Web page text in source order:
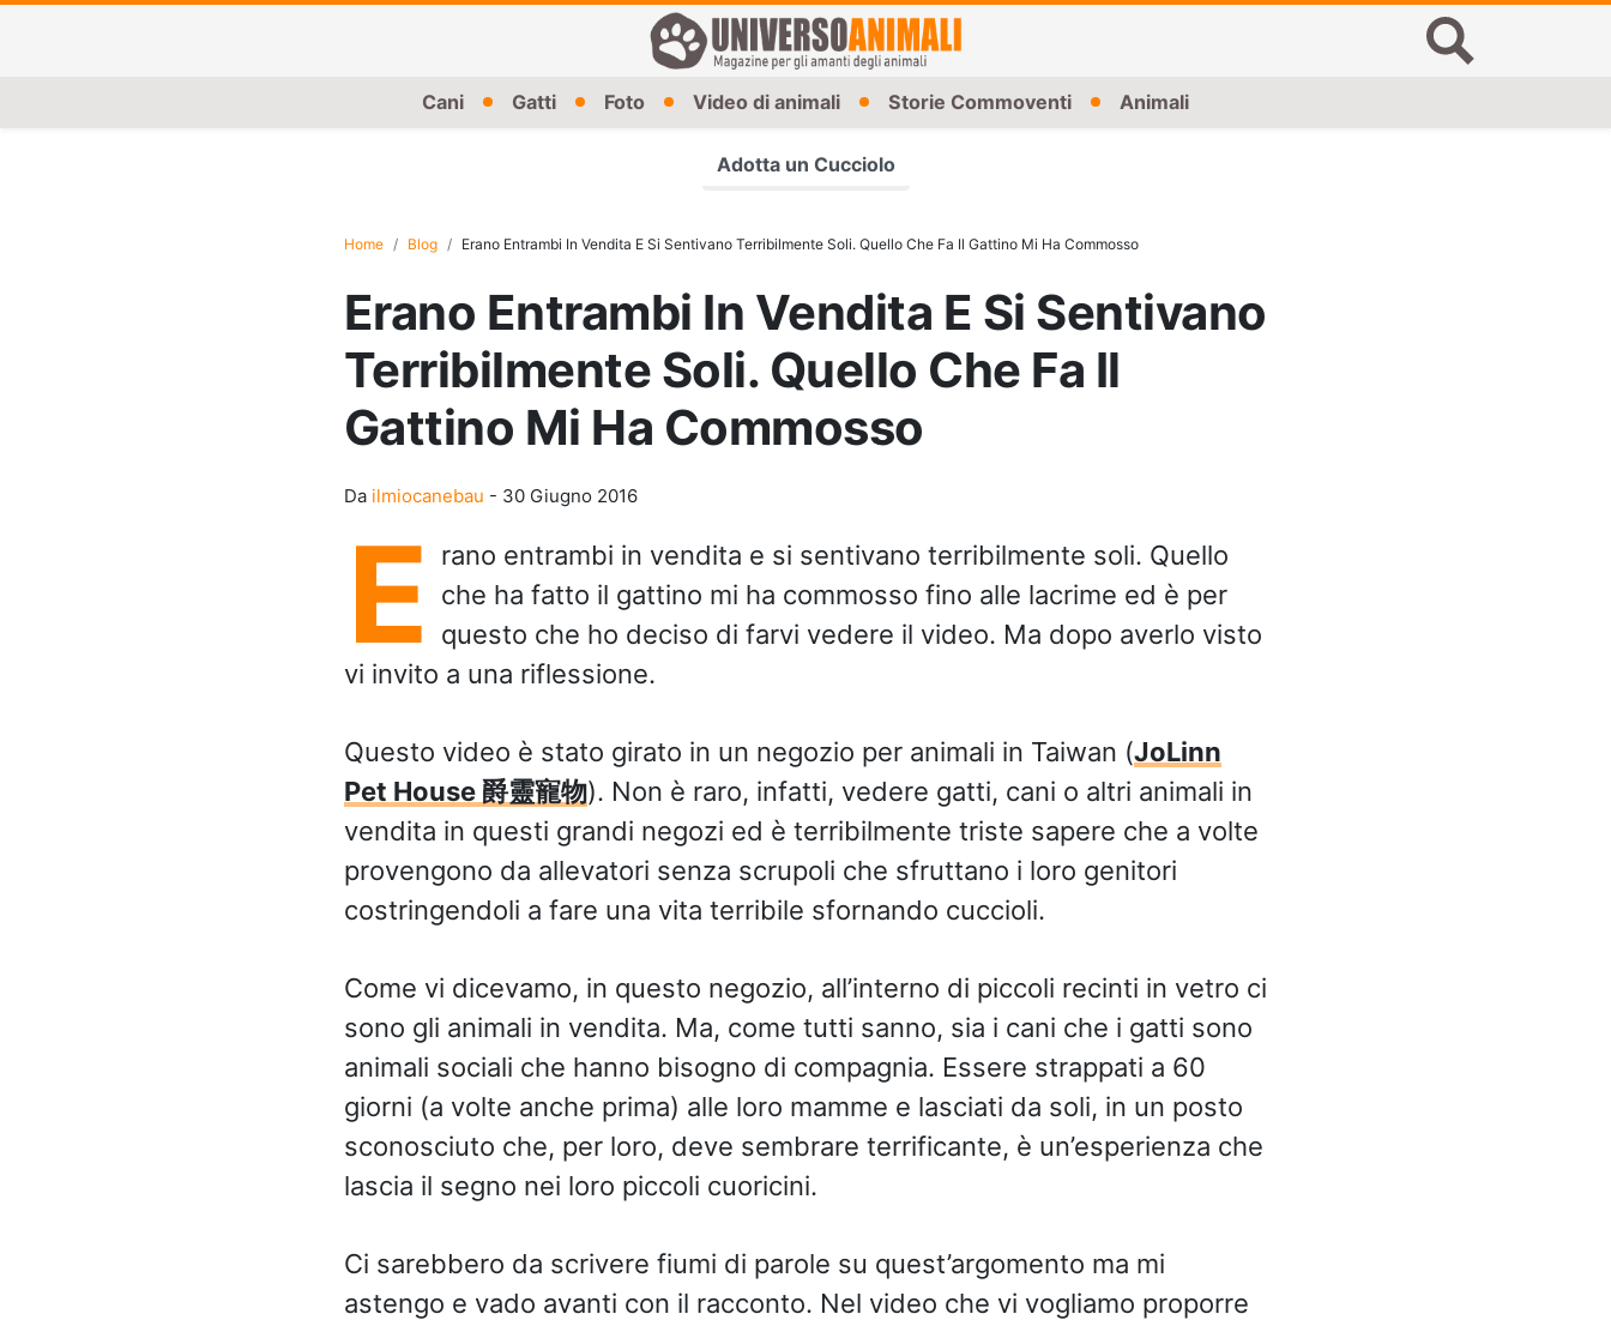
Cani Gatti Foto Video di animali Storie Commoventi Animali
Adotta un Cucciolo
Home Blog Erano Entrambi In Vendita E Si Sentivano Terribilmente Soli. Quello Che Fa Il Gattino Mi Ha Commosso
Erano Entrambi In Vendita E Si Sentivano
Terribilmente Soli. Quello Che Fa Il
Gattino Mi Ha Commosso
Da ilmiocanebau - 30 Giugno 2016
E
rano entrambi in vendita e si sentivano terribilmente soli. Quello
che ha fatto il gattino mi ha commosso fino alle lacrime ed è per
questo che ho deciso di farvi vedere il video. Ma dopo averlo visto
vi invito a una riflessione.
Questo video è stato girato in un negozio per animali in Taiwan (JoLinn
Pet House 爵靈寵物). Non è raro, infatti, vedere gatti, cani o altri animali in
vendita in questi grandi negozi ed è terribilmente triste sapere che a volte
provengono da allevatori senza scrupoli che sfruttano i loro genitori
costringendoli a fare una vita terribile sfornando cuccioli.
Come vi dicevamo, in questo negozio, all’interno di piccoli recinti in vetro ci
sono gli animali in vendita. Ma, come tutti sanno, sia i cani che i gatti sono
animali sociali che hanno bisogno di compagnia. Essere strappati a 60
giorni (a volte anche prima) alle loro mamme e lasciati da soli, in un posto
sconosciuto che, per loro, deve sembrare terrificante, è un’esperienza che
lascia il segno nei loro piccoli cuoricini.
Ci sarebbero da scrivere fiumi di parole su quest’argomento ma mi
astengo e vado avanti con il racconto. Nel video che vi vogliamo proporre